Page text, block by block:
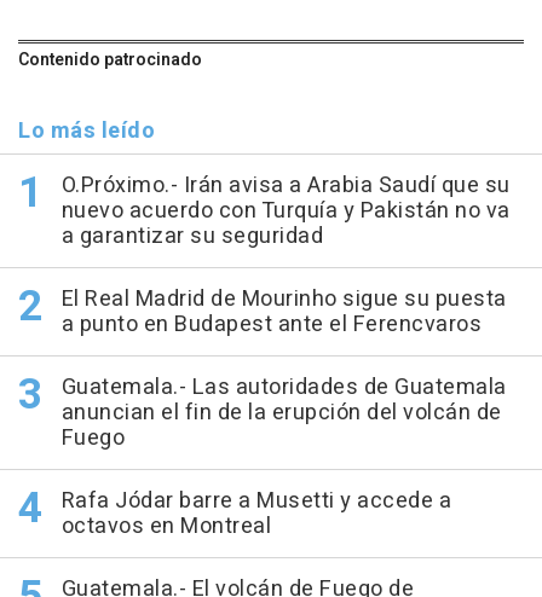
Contenido patrocinado
Lo más leído
O.Próximo.- Irán avisa a Arabia Saudí que su
nuevo acuerdo con Turquía y Pakistán no va
a garantizar su seguridad
El Real Madrid de Mourinho sigue su puesta
a punto en Budapest ante el Ferencvaros
Guatemala.- Las autoridades de Guatemala
anuncian el fin de la erupción del volcán de
Fuego
Rafa Jódar barre a Musetti y accede a
octavos en Montreal
Guatemala.- El volcán de Fuego de